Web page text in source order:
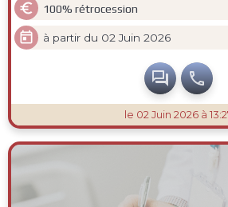
 100% rétrocession
 à partir du 02 Juin 2026
 
le 02 Juin 2026 à